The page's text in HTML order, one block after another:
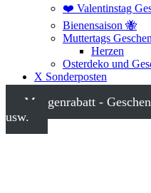
❤️ Valentinstag
Bienensaison 🐝
Muttertags
Herzen
Osterdeko und
X Sonderposten
Mengenrabatt -
usw.